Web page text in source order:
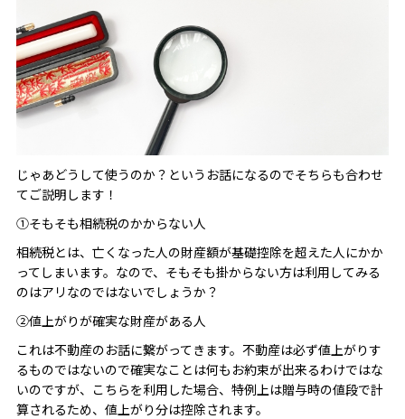
じゃあどうして使うのか？というお話になるのでそちらも合わせ
てご説明します！
①そもそも相続税のかからない人
相続税とは、亡くなった人の財産額が基礎控除を超えた人にかか
ってしまいます。なので、そもそも掛からない方は利用してみる
のはアリなのではないでしょうか？
②値上がりが確実な財産がある人
これは不動産のお話に繋がってきます。不動産は必ず値上がりす
るものではないので確実なことは何もお約束が出来るわけではな
いのですが、こちらを利用した場合、特例上は贈与時の値段で計
算されるため、値上がり分は控除されます。